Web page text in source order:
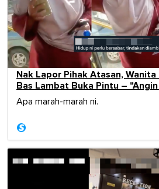
Nak Lapor Pihak Atasan,
Bas Lambat Buka Pintu –
Apa marah-marah ni.